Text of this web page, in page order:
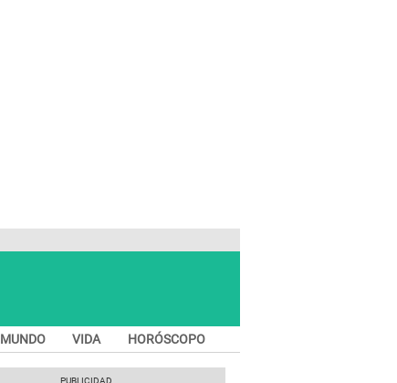
MUNDO VIDA HORÓSCOPO